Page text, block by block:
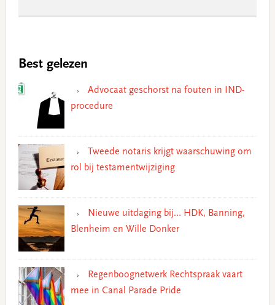
Best gelezen
Advocaat geschorst na fouten in IND-
procedure
Tweede notaris krijgt waarschuwing om
rol bij testamentwijziging
Nieuwe uitdaging bij… HDK, Banning,
Blenheim en Wille Donker
Regenboognetwerk Rechtspraak vaart
mee in Canal Parade Pride